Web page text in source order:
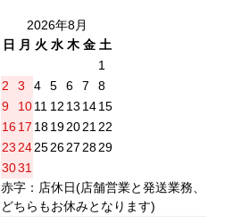
2026年8月
日
月 火 水 木 金 土
1
2
3 4 5 6 7
8
9
1011 12 13 1415
16 17 18192021 22
23 24252627 2829
3031
赤字：店休日(店舗営業と発送業務、
どちらもお休みとなります)